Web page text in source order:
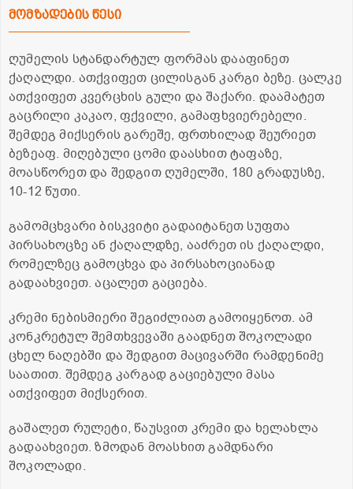
მომზადების წესი
ღუმელის სტანდარტულ ფორმას დააფინეთ
ქაღალდი. ათქვიფეთ ცილისგან კარგი ბეზე. ცალკე
ათქვიფეთ კვერცხის გული და შაქარი. დაამატეთ
გაცრილი კაკაო, ფქვილი, გამაფხვიერებელი.
შემდეგ მიქსერის გარეშე, ფრთხილად შეურიეთ
ბეზეაფ. მიღებული ცომი დაასხით ტაფაზე,
მოასწორეთ და შედგით ღუმელში, 180 გრადუსზე,
10-12 წუთი.
გამომცხვარი ბისკვიტი გადაიტანეთ სუფთა
პირსახოცზე ან ქაღალდზე, ააძრეთ ის ქაღალდი,
რომელზეც გამოცხვა და პირსახოციანად
გადაახვიეთ. აცალეთ გაციება.
კრემი ნებისმიერი შეგიძლიათ გამოიყენოთ. ამ
კონკრეტულ შემთხვევაში გაადნეთ შოკოლადი
ცხელ ნაღებში და შედგით მაცივარში რამდენიმე
საათით. შემდეგ კარგად გაციებული მასა
ათქვიფეთ მიქსერით.
გაშალეთ რულეტი, წაუსვით კრემი და ხელახლა
გადაახვიეთ. ზმოდან მოასხით გამდნარი
შოკოლადი.